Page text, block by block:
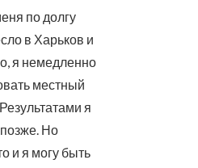
по долгу
в Харьков и
я немедленно
местный
я
Но
и я могу быть